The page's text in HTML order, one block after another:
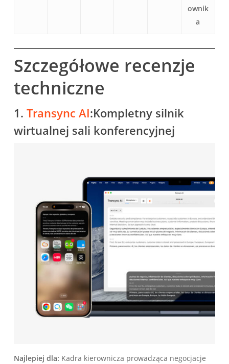
ownik
a
Szczegółowe recenzje
techniczne
1. Transync AI:Kompletny silnik
wirtualnej sali konferencyjnej
Najlepiej dla: Kadra kierownicza prowadząca negocjacje